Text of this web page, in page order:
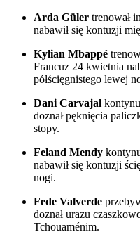
Arda Güler trenował
nabawił się kontuzji
Kylian Mbappé
Francuz 24 kwietnia
półścięgnistego lewej
Dani Carvajal
doznał pęknięcia
stopy.
Feland Mendy
nabawił się kontuzji
nogi.
Fede Valverde
doznał urazu
Tchouaménim.